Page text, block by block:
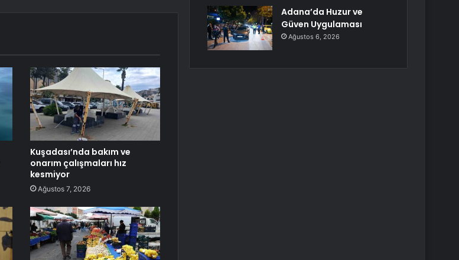
Kuşadası’nda bakım ve
onarım çalışmaları hız
kesmiyor
Ağustos 7, 2026
Adana’da Huzur ve
Güven Uygulaması
Ağustos 6, 2026